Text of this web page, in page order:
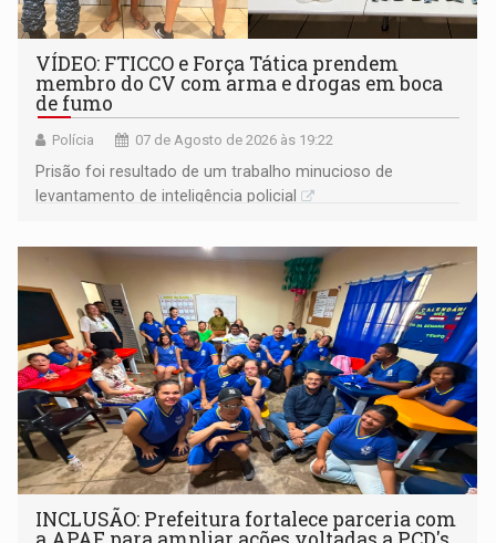
VÍDEO: FTICCO e Força Tática prendem
membro do CV com arma e drogas em boca
de fumo
Polícia 07 de Agosto de 2026 às 19:22
Prisão foi resultado de um trabalho minucioso de
levantamento de inteligência policial
INCLUSÃO: Prefeitura fortalece parceria com